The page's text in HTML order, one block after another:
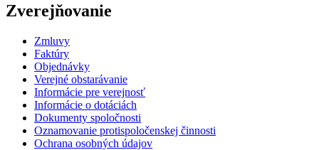
Zverejňovanie
Zmluvy
Faktúry
Objednávky
Verejné obstarávanie
Informácie pre verejnosť
Informácie o dotáciách
Dokumenty spoločnosti
Oznamovanie protispoločenskej činnosti
Ochrana osobných údajov